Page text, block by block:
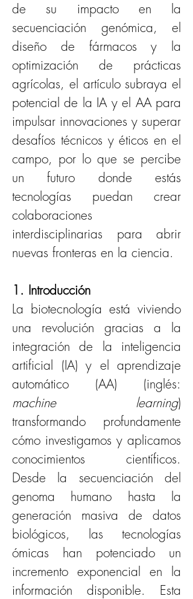
de su impacto en la
secuenciación genómica, el
diseño de fármacos y la
optimización de prácticas
agrícolas, el artículo subraya el
potencial de la IA y el AA para
impulsar innovaciones y superar
desafíos técnicos y éticos en el
campo, por lo que se percibe
un futuro donde estás
tecnologías puedan crear
colaboraciones
interdisciplinarias para abrir
nuevas fronteras en la ciencia.
1. Introducción
La biotecnología está viviendo
una revolución gracias a la
integración de la inteligencia
artificial (IA) y el aprendizaje
machine learning)
transformando profundamente
cómo investigamos y aplicamos
conocimientos científicos.
Desde la secuenciación del
genoma humano hasta la
generación masiva de datos
biológicos, las tecnologías
ómicas han potenciado un
incremento exponencial en la
información disponible. Esta